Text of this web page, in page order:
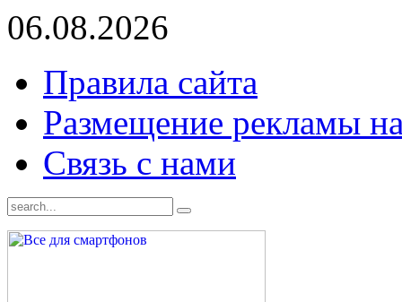
06.08.2026
Правила сайта
Размещение рекламы
Связь с нами